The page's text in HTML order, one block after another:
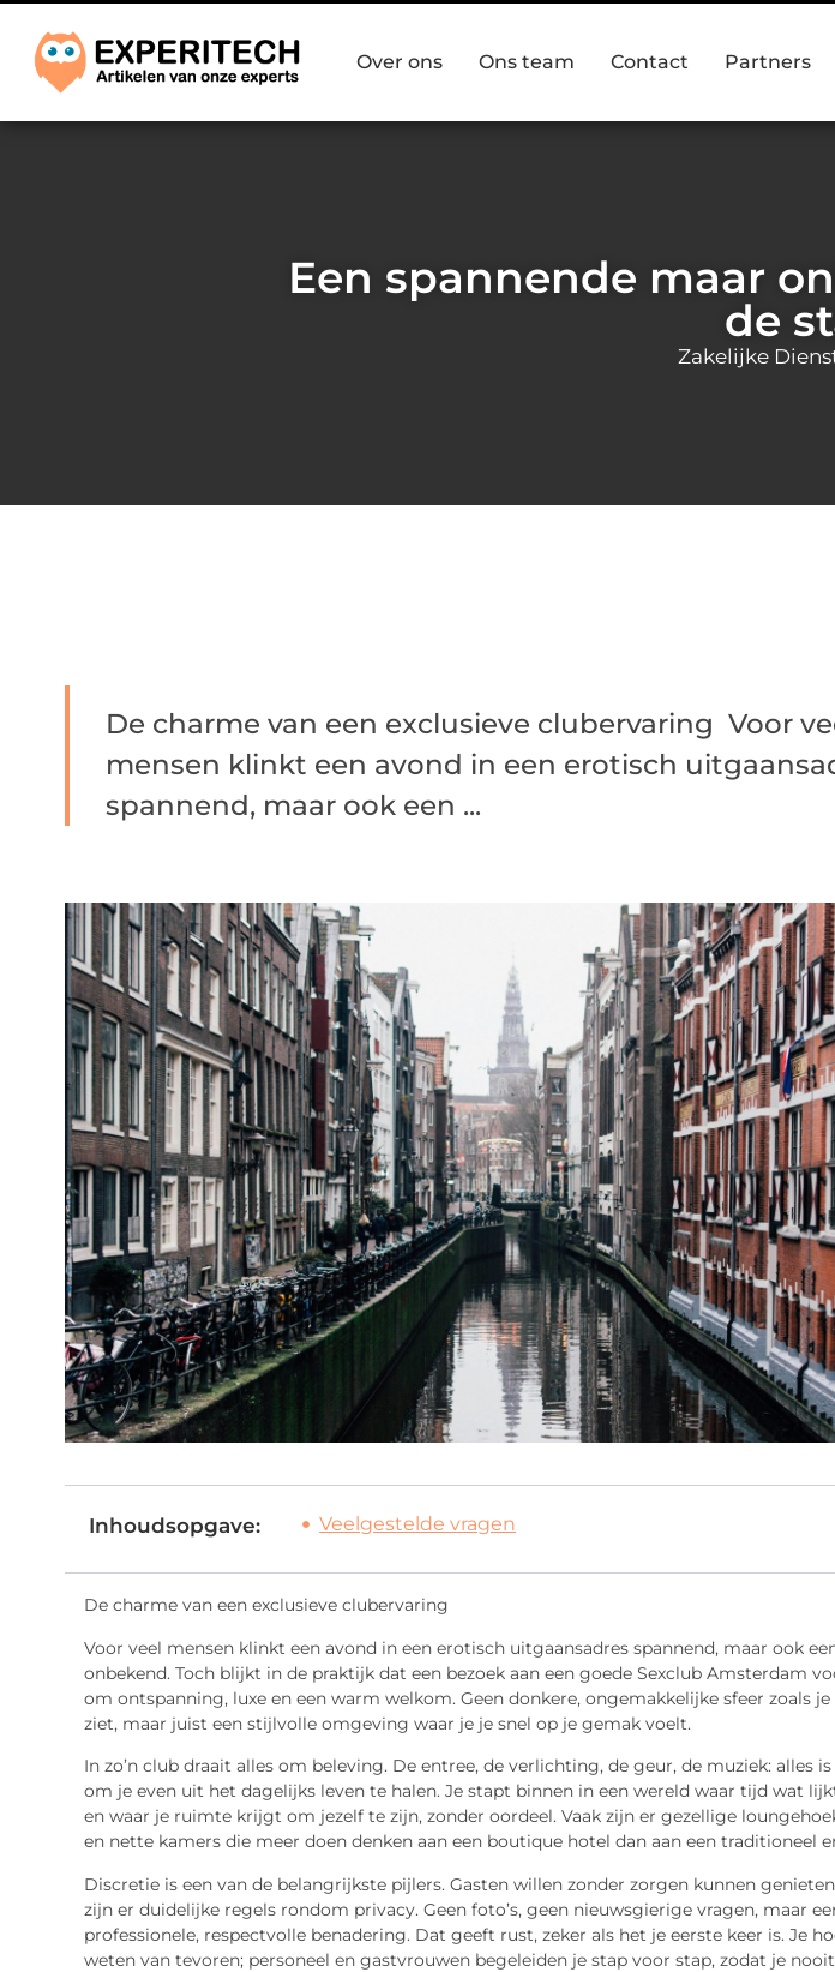
Over ons Ons team Contact Partners
Een spannende maar
de
Zakelijke
De charme van een exclusieve clubervaring Voor
mensen klinkt een avond in een erotisch
spannend, maar ook een ...
Inhoudsopgave: Veelgestelde vragen
De charme van een exclusieve clubervaring
Voor veel mensen klinkt een avond in een erotisch uitgaansadres spannend, maar ook
onbekend. Toch blijkt in de praktijk dat een bezoek aan een goede Sexclub Amsterdam
om ontspanning, luxe en een warm welkom. Geen donkere, ongemakkelijke sfeer zoals
ziet, maar juist een stijlvolle omgeving waar je je snel op je gemak voelt.
In zo’n club draait alles om beleving. De entree, de verlichting, de geur, de muziek: alles
om je even uit het dagelijks leven te halen. Je stapt binnen in een wereld waar tijd wat
en waar je ruimte krijgt om jezelf te zijn, zonder oordeel. Vaak zijn er gezellige
en nette kamers die meer doen denken aan een boutiquehotel dan aan een traditioneel
Discretie is een van de belangrijkste pijlers. Gasten willen zonder zorgen kunnen
zijn er duidelijke regels rondom privacy. Geen foto’s, geen nieuwsgierige vragen, maar
professionele, respectvolle benadering. Dat geeft rust, zeker als het je eerste keer is. Je
weten van tevoren; personeel en gastvrouwen begeleiden je stap voor stap, zodat je